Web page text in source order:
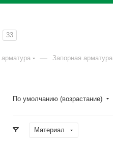
33
— Запорная арматура
По умолчанию (возрастание)
Материал